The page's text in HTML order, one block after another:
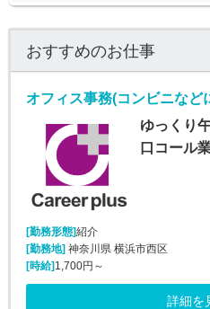
おすすめのお仕事
ゆっくり
口コール
[勤務形態]紹介
[勤務地] 神奈川県 横浜市西区
[時給] 1,700円～
詳細を